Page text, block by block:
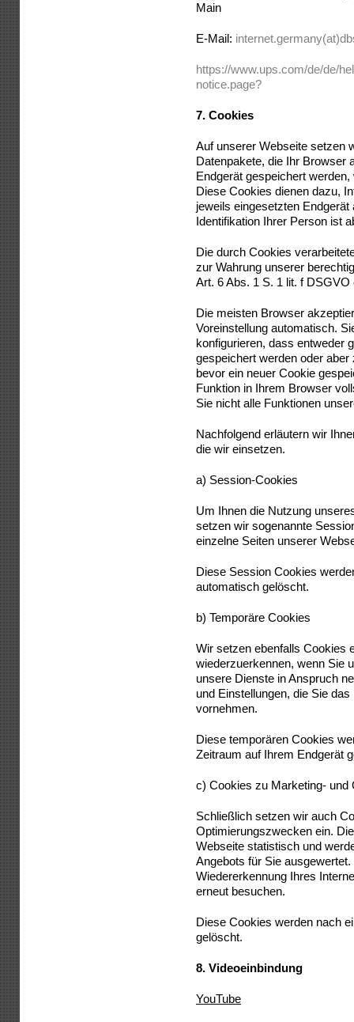
Main
E-Mail:
https://www.ups.com/de/de/
notice.page?
7. Cookies
Auf unserer Webseite setzen
Datenpakete, die Ihr Browser
Endgerät gespeichert
Diese Cookies dienen dazu,
jeweils eingesetzten
Identifikation Ihrer Person ist
Die durch Cookies
zur Wahrung unserer
Art. 6 Abs. 1 S. 1 lit. f DSGVO
Die meisten Browser
Voreinstellung automatisch.
konfigurieren, dass entweder
gespeichert werden oder
bevor ein neuer Cookie
Funktion in Ihrem Browser
Sie nicht alle Funktionen
Nachfolgend erläutern wir
die wir einsetzen.
a) Session-Cookies
Um Ihnen die Nutzung
setzen wir sogenannte
einzelne Seiten unserer
Diese Session Cookies
automatisch gelöscht.
b) Temporäre Cookies
Wir setzen ebenfalls Cookies
wiederzuerkennen, wenn Sie
unsere Dienste in Anspruch
und Einstellungen, die Sie
vornehmen.
Diese temporären Cookies
Zeitraum auf Ihrem Endgerät
c) Cookies zu Marketing- und
Schließlich setzen wir auch
Optimierungszwecken ein.
Webseite statistisch und
Angebots für Sie
Wiedererkennung Ihres
erneut besuchen.
Diese Cookies werden nach
gelöscht.
8. Videoeinbindung
YouTube